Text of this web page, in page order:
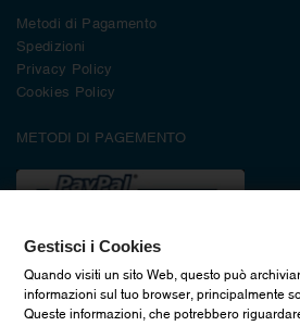
Metodi di Pagamento
Spedizioni
Privacy Policy
Cookies Policy
METODI DI PAGEMENTO
Gestisci i Cookies
Quando visiti un sito Web, questo può
informazioni sul tuo browser, principalmente
Queste informazioni, che potrebbero